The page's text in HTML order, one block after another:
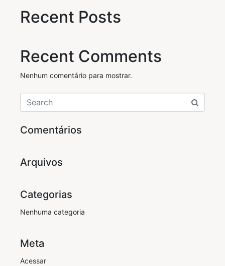
Recent Posts
Recent Comments
Nenhum comentário para mostrar.
Comentários
Arquivos
Categorias
Nenhuma categoria
Meta
Acessar